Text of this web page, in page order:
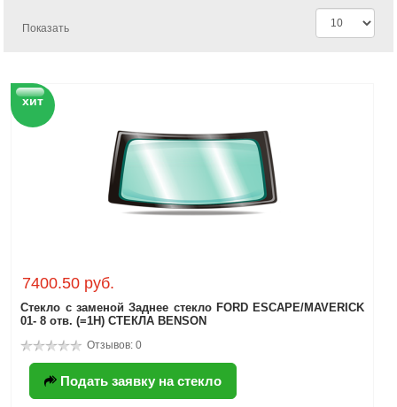
Показать
хит
7400.50 руб.
Стекло с заменой Заднее стекло FORD ESCAPE/MAVERICK
01- 8 отв. (=1H) СТЕКЛА BENSON
Отзывов: 0
Подать заявку на стекло